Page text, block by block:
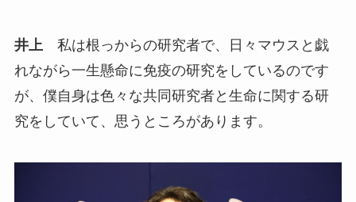
井上 私は根っからの研究者で、日々マウスと戯
れながら一生懸命に免疫の研究をしているのです
が、僕自身は色々な共同研究者と生命に関する研
究をしていて、思うところがあります。